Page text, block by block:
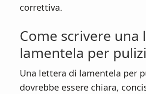
correttiva.
Come scrivere una
lamentela per
Una lettera di lamentela per
dovrebbe essere chiara,